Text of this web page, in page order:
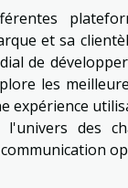
et sa
de
les
expérience
l'univers des